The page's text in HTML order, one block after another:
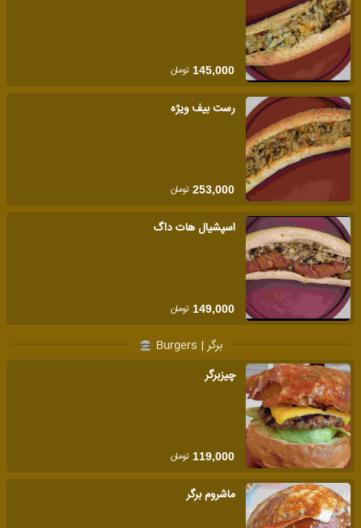
145,000 تومان
رست بیف ویژه
253,000 تومان
اسپشیال هات داگ
149,000 تومان
برگر | Burgers
چیزبرگر
119,000 تومان
ماشروم برگر